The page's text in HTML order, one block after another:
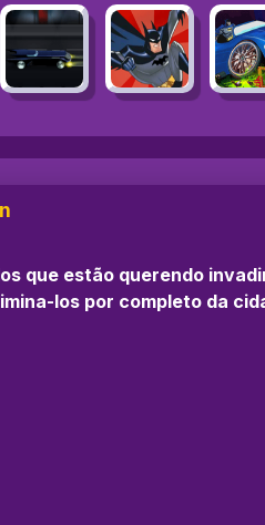
que estão querendo
los por completo da